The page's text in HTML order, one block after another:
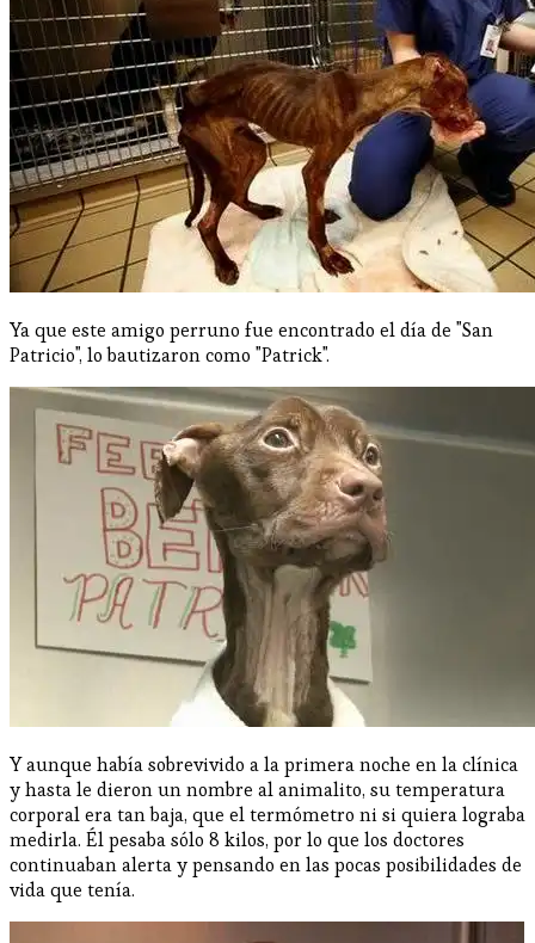
Ya que este amigo perruno fue encontrado el día de "San
Patricio", lo bautizaron como "Patrick".
Y aunque había sobrevivido a la primera noche en la clínica
y hasta le dieron un nombre al animalito, su temperatura
corporal era tan baja, que el termómetro ni si quiera lograba
medirla. Él pesaba sólo 8 kilos, por lo que los doctores
continuaban alerta y pensando en las pocas posibilidades de
vida que tenía.